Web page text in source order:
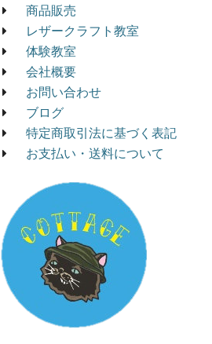
商品販売
レザークラフト教室
体験教室
会社概要
お問い合わせ
ブログ
特定商取引法に基づく表記
お支払い・送料について